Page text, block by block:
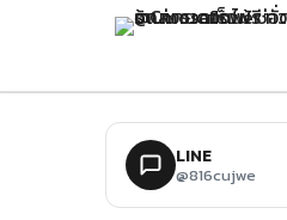
ข้ามไปยังเนื้อหาหลัก
LINE
@816cujwe